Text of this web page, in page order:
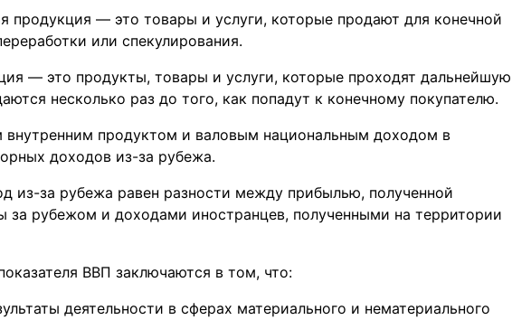
продукция — это товары и услуги, которые продают для конечной
или спекулирования.
— это продукты, товары и услуги, которые проходят дальнейшую
несколько раз до того, как попадут к конечному покупателю.
продуктом и валовым национальным доходом в
доходов из-за рубежа.
из-за рубежа равен разности между прибылью, полученной
за рубежом и доходами иностранцев, полученными на территории
ВВП заключаются в том, что:
деятельности в сферах материального и нематериального